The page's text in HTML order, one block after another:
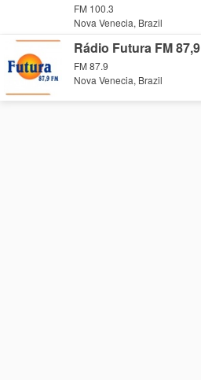
FM 100.3
Nova Venecia, Brazil
Rádio Futura FM 87,9
FM 87.9
Nova Venecia, Brazil